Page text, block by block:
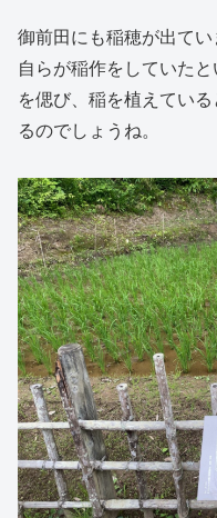
御前田にも稲穂が出て
自らが稲作をしていた
を偲び、稲を植えてい
るのでしょうね。